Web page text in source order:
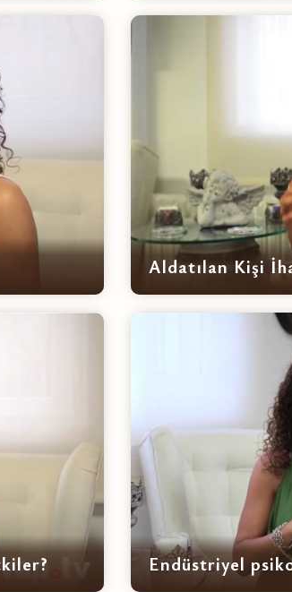
Aldatılan Kişi
Endüstriyel